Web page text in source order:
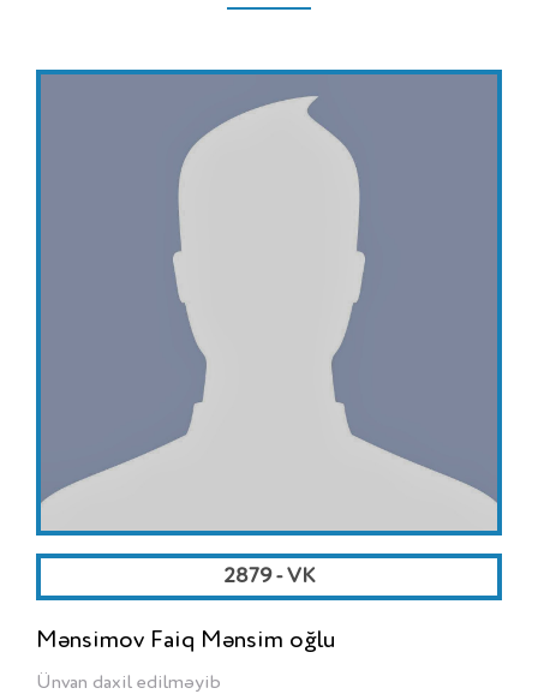
2879 - VK
Mənsimov Faiq Mənsim oğlu
Ünvan daxil edilməyib